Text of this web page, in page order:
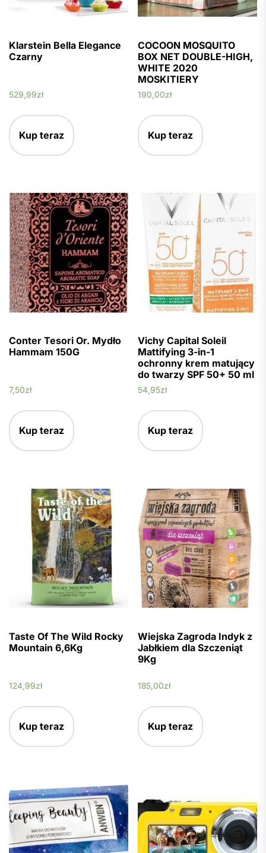
Klarstein Bella Elegance
Czarny
529,99zł
Kup teraz
COCOON MOSQUITO
BOX NET DOUBLE-HIGH,
WHITE 2020
MOSKITIERY
190,00zł
Kup teraz
Conter Tesori Or. Mydło
Hammam 150G
7,50zł
Kup teraz
Vichy Capital Soleil
Mattifying 3-in-1
ochronny krem matujący
do twarzy SPF 50+ 50 ml
54,95zł
Kup teraz
Taste Of The Wild Rocky
Mountain 6,6Kg
124,99zł
Kup teraz
Wiejska Zagroda Indyk z
Jabłkiem dla Szczeniąt
9Kg
185,00zł
Kup teraz